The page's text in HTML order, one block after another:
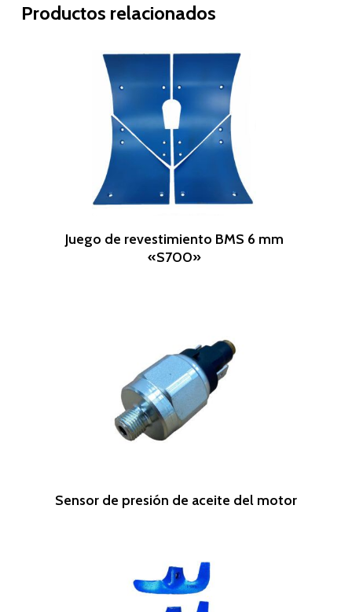
Productos relacionados
Leer Más
Juego de revestimiento BMS 6 mm
«S700»
Leer Más
Sensor de presión de aceite del motor